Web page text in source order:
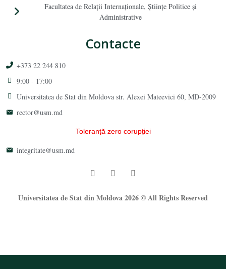
Facultatea de Relaţii Internaţionale, Ştiinţe Politice şi
Administrative
Contacte
+373 22 244 810
9:00 - 17:00
Universitatea de Stat din Moldova str. Alexei Mateevici 60, MD-2009
rector@usm.md
Toleranță zero corupției
integritate@usm.md
Universitatea de Stat din Moldova 2026 © All Rights Reserved